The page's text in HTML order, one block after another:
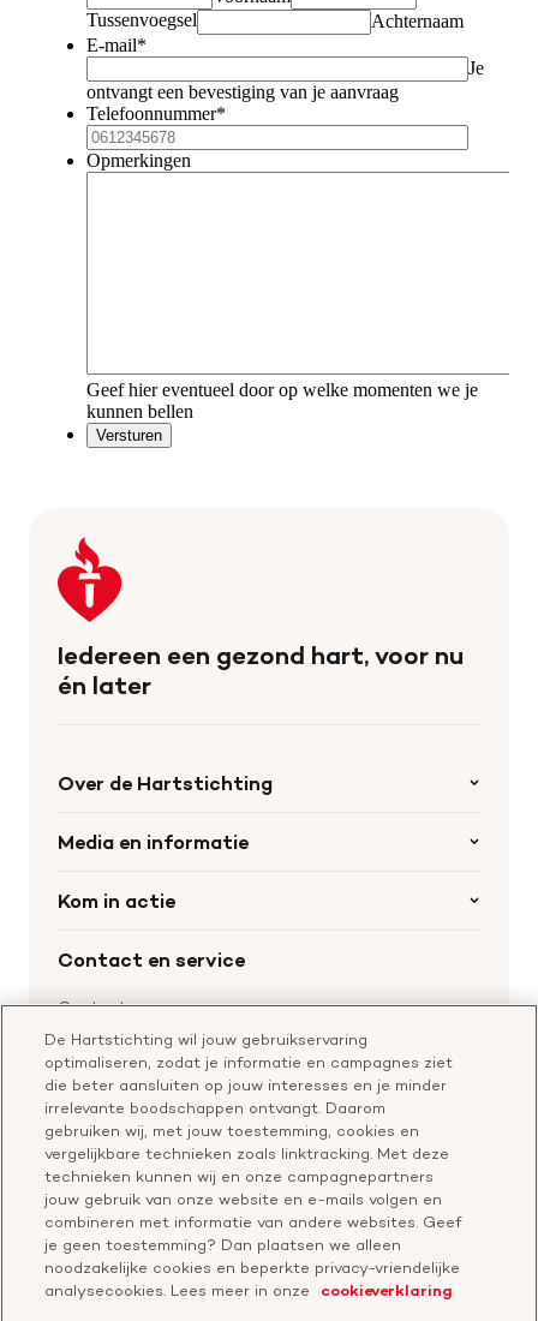
Keer
terug
naar
homepage
Iedereen een gezond hart, voor nu
én later
Over de Hartstichting
Organisatie
Werken bij de Hartstichting
Media en informatie
Nieuws
Materialen bestellen
Aanmelden nieuwsbrief
Kom in actie
Word collectant
Leer reanimeren
Geef ter nagedachtenis
Start een actie
Contact en service
Contactgegevens
Bel of chat met een voorlichter
Vragen over donateurschap
Klachtenformulier
Check je gesprek
Doneer
De Hartstichting wil jouw gebruikservaring
optimaliseren, zodat je informatie en campagnes ziet
die beter aansluiten op jouw interesses en je minder
irrelevante boodschappen ontvangt. Daarom
gebruiken wij, met jouw toestemming, cookies en
vergelijkbare technieken zoals linktracking. Met deze
technieken kunnen wij en onze campagnepartners
jouw gebruik van onze website en e-mails volgen en
combineren met informatie van andere websites. Geef
je geen toestemming? Dan plaatsen we alleen
noodzakelijke cookies en beperkte privacy-vriendelijke
analysecookies. Lees meer in onze
cookieverklaring